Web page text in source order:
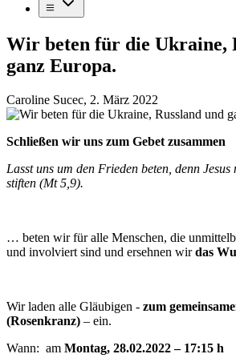
Wir beten für die Ukraine,
ganz Europa.
Caroline Sucec, 2. März 2022
Schließen wir uns zum Gebet zusammen
Lasst uns um den Frieden beten, denn
stiften (Mt 5,9).
… beten wir für alle Menschen, die
und involviert sind und ersehnen wirdas
Wir laden alle Gläubigen - zum
(Rosenkranz) – ein.
Wann: am Montag, 28.02.2022 – 17:15 h